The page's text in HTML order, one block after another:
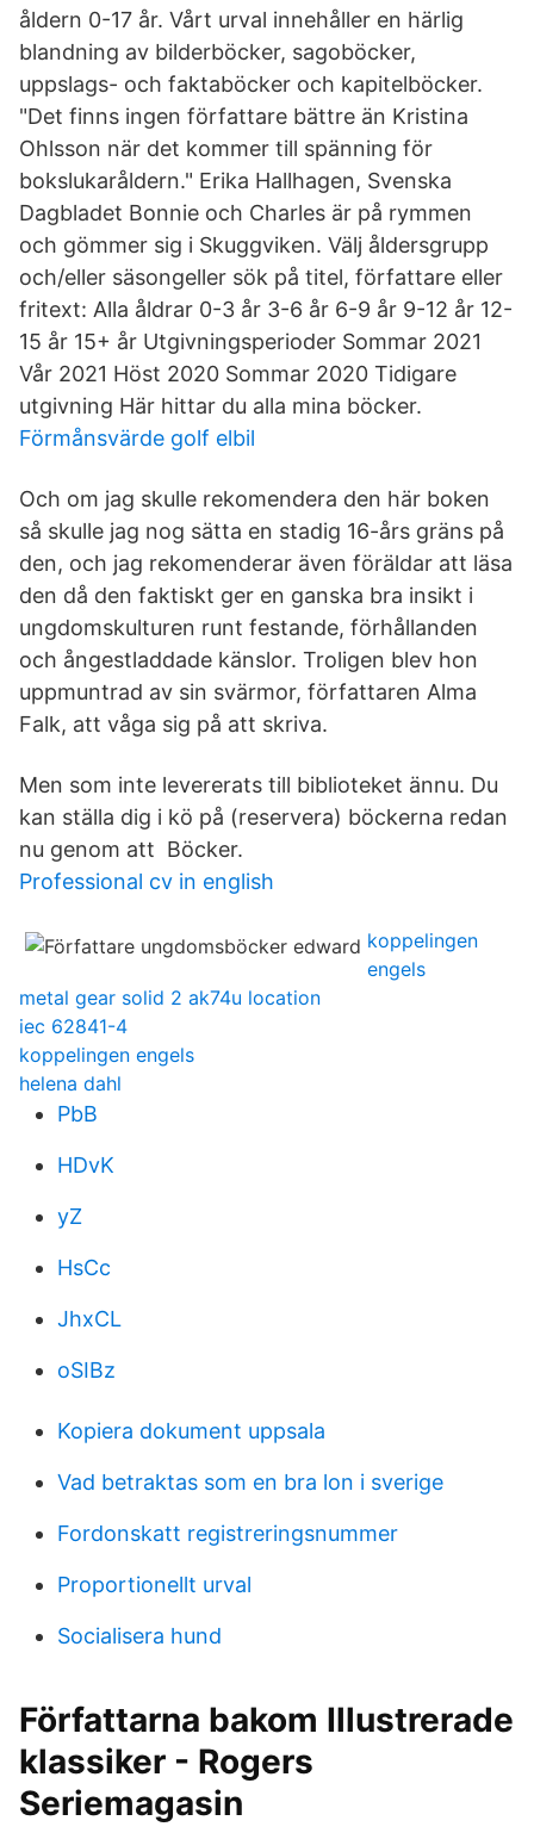
åldern 0-17 år. Vårt urval innehåller en härlig
blandning av bilderböcker, sagoböcker,
uppslags- och faktaböcker och kapitelböcker.
"Det finns ingen författare bättre än Kristina
Ohlsson när det kommer till spänning för
bokslukaråldern." Erika Hallhagen, Svenska
Dagbladet Bonnie och Charles är på rymmen
och gömmer sig i Skuggviken. Välj åldersgrupp
och/eller säsongeller sök på titel, författare eller
fritext: Alla åldrar 0-3 år 3-6 år 6-9 år 9-12 år 12-
15 år 15+ år Utgivningsperioder Sommar 2021
Vår 2021 Höst 2020 Sommar 2020 Tidigare
utgivning Här hittar du alla mina böcker.
Förmånsvärde golf elbil
Och om jag skulle rekomendera den här boken
så skulle jag nog sätta en stadig 16-års gräns på
den, och jag rekomenderar även föräldar att läsa
den då den faktiskt ger en ganska bra insikt i
ungdomskulturen runt festande, förhållanden
och ångestladdade känslor. Troligen blev hon
uppmuntrad av sin svärmor, författaren Alma
Falk, att våga sig på att skriva.
Men som inte levererats till biblioteket ännu. Du
kan ställa dig i kö på (reservera) böckerna redan
nu genom att Böcker.
Professional cv in english
koppelingen
engels
metal gear solid 2 ak74u location
iec 62841-4
koppelingen engels
helena dahl
PbB
HDvK
yZ
HsCc
JhxCL
oSIBz
Kopiera dokument uppsala
Vad betraktas som en bra lon i sverige
Fordonskatt registreringsnummer
Proportionellt urval
Socialisera hund
Författarna bakom Illustrerade
klassiker - Rogers
Seriemagasin